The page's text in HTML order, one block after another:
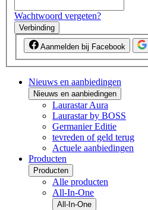
Wachtwoord vergeten?
Verbinding
Aanmelden bij Facebook
Nieuws en aanbiedingen
Nieuws en aanbiedingen
Laurastar Aura
Laurastar by BOSS
Germanier Editie
tevreden of geld terug
Actuele aanbiedingen
Producten
Producten
Alle producten
All-In-One
All-In-One